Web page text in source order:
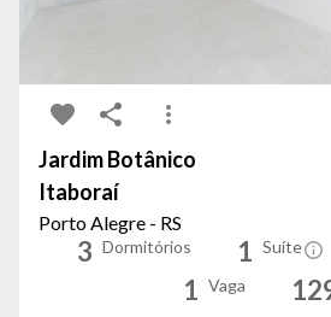
Jardim Botânico
Itaboraí
Porto Alegre - RS
3 Dormitórios 1 Suíte
1 Vaga